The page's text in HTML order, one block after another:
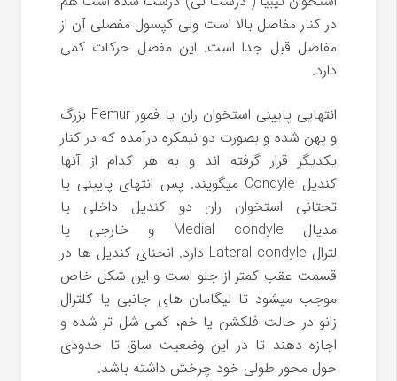
در کنار مفاصل بالا است ولی کپسول مفصلی آن از
مفاصل قبل جدا است. این مفصل حرکات کمی
دارد.
انتهایی پایینی استخوان ران یا فمور Femur بزرگ
و پهن شده و بصورت دو نیمکره درآمده که در کنار
یکدیگر قرار گرفته اند و به هر کدام از آنها
کندیل Condyle میگویند. پس انتهای پایینی یا
تحتانی استخوان ران دو کندیل داخلی یا
مدیال Medial condyle و خارجی یا
لترال Lateral condyle دارد. انحنای کندیل ها در
قسمت عقب کمتر از جلو است و این شکل خاص
موجب میشود تا لیگامان های جانبی یا کلترال
زانو در حالت فلکشن یا خم، کمی شل تر شده و
اجازه دهند تا در این وضعیت ساق تا حدودی
حول محور طولی خود چرخش داشته باشد.